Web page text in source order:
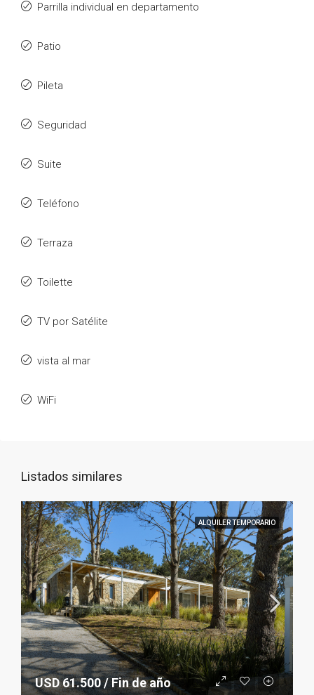
Parrilla individual en departamento
Patio
Pileta
Seguridad
Suite
Teléfono
Terraza
Toilette
TV por Satélite
vista al mar
WiFi
Listados similares
ALQUILER TEMPORARIO
USD 61.500 / Fin de año